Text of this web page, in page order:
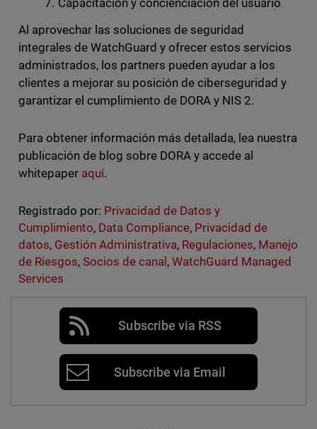
Capacitación y concienciación del usuario
Al aprovechar las soluciones de seguridad
integrales de WatchGuard y ofrecer estos servicios
administrados, los partners pueden ayudar a los
clientes a mejorar su posición de ciberseguridad y
garantizar el cumplimiento de DORA y NIS 2.
Para obtener información más detallada, lea nuestra
publicación de blog sobre DORA y accede al
whitepaper aquí.
Registrado por: Privacidad de Datos y
Cumplimiento, Data Compliance, Privacidad de
datos, Gestión Administrativa, Regulaciones, Manejo
de Riesgos, Socios de canal ,WatchGuard Managed
Services
Subscribe via RSS
Subscribe via Email